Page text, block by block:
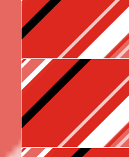
€10.60
€10.60